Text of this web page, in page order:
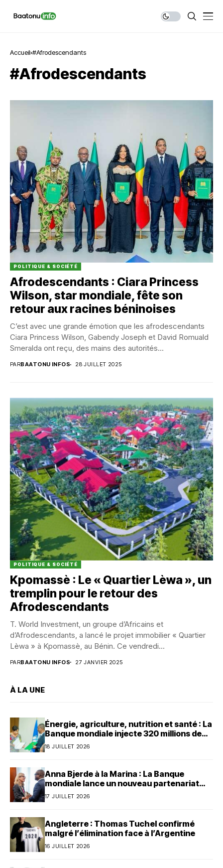
Accueil #Afrodescendants
#Afrodescendants
POLITIQUE & SOCIÉTÉ
Afrodescendants : Ciara Princess
Wilson, star mondiale, fête son
retour aux racines béninoises
C’est avec une grande émotion que les afrodescendants
Ciara Princess Wilson, Gabendy Joseph et David Romuald
Smeralda ont reçu, des mains des autorités...
PARBAATONU INFOS 28 JUILLET 2025
POLITIQUE & SOCIÉTÉ
Kpomassè : Le « Quartier Lèwa », un
tremplin pour le retour des
Afrodescendants
T. World Investment, un groupe d’Africains et
d’Afrodescendants, a lancé le projet immobilier « Quartier
Lèwa » à Kpomassè, au Bénin. Ce vendredi...
PARBAATONU INFOS 27 JANVIER 2025
À LA UNE
Énergie, agriculture, nutrition et santé : La
Banque mondiale injecte 320 millions de
dollars au Bénin
18 JUILLET 2026
Anna Bjerde à la Marina : La Banque
mondiale lance un nouveau partenariat
avec le Bénin
17 JUILLET 2026
Angleterre : Thomas Tuchel confirmé
malgré l’élimination face à l’Argentine
16 JUILLET 2026